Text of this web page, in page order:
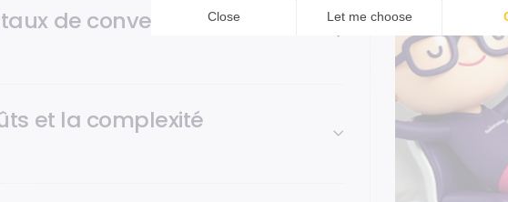
de conversion et d’ajout
et la complexité